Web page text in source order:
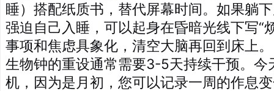
睡）搭配纸质书，替代屏幕时间。如果躺
强迫自己入睡，可以起身在昏暗光线下写“
事项和焦虑具象化，清空大脑再回到床上。
生物钟的重设通常需要3-5天持续干预。今
机，因为是月初，您可以记录一周的作息